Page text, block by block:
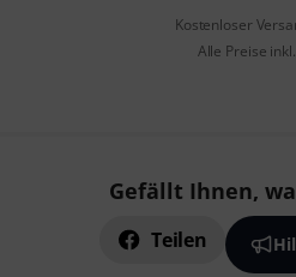
Kostenloser
Alle Preise
Gefällt Ihnen,
Teilen